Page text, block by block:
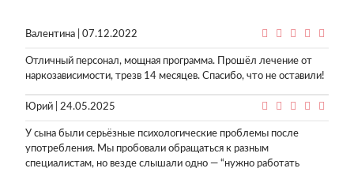
Валентина | 07.12.2022
Отличный персонал, мощная программа. Прошёл лечение от
наркозависимости, трезв 14 месяцев. Спасибо, что не оставили!
Юрий | 24.05.2025
У сына были серьёзные психологические проблемы после
употребления. Мы пробовали обращаться к разным
специалистам, но везде слышали одно — “нужно работать